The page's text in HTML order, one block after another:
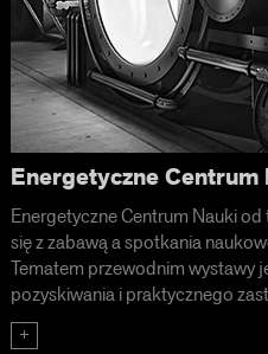
Energetyczne Centrum
Energetyczne Centrum Nauki
się z zabawą a spotkania
Tematem przewodnim wystawy
pozyskiwania i praktycznego